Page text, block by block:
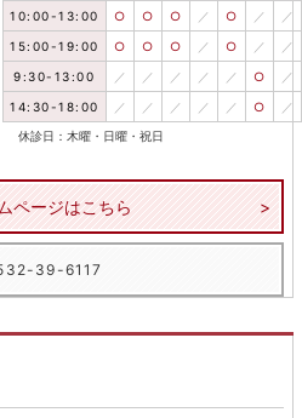
10:00-13:00 ○ ○ ○ ／ ○ ／ ／
15:00-19:00 ○ ○ ○ ／ ○ ／ ／
9:30-13:00 ／ ／ ／ ／ ／ ○ ／
14:30-18:00 ／ ／ ／ ／ ／ ○ ／
休診日：木曜・日曜・祝日
ページはこちら
39-6117